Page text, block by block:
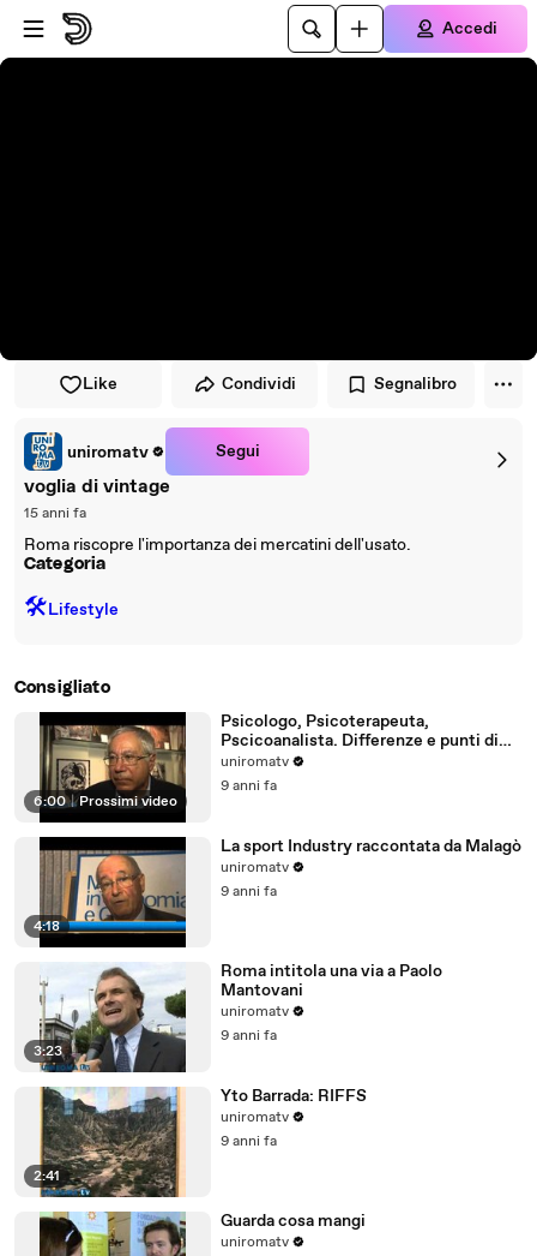
Vai al lettore
Passa al contenuto principale
Accedi
Like Condividi Segnalibro
uniromatv Segui
voglia di vintage
15 anni fa
Roma riscopre l'importanza dei mercatini dell'usato.
Categoria
🛠️Lifestyle
Consigliato
6:00 | Prossimi video
Psicologo, Psicoterapeuta,
Pscicoanalista. Differenze e punti di
incontro
uniromatv
9 anni fa
4:18
La sport Industry raccontata da Malagò
uniromatv
9 anni fa
3:23
Roma intitola una via a Paolo
Mantovani
uniromatv
9 anni fa
2:41
Yto Barrada: RIFFS
uniromatv
9 anni fa
Guarda cosa mangi
uniromatv